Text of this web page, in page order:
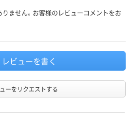
ません。お客様のレビューコメントをお
レビューを書く
ーをリクエストする